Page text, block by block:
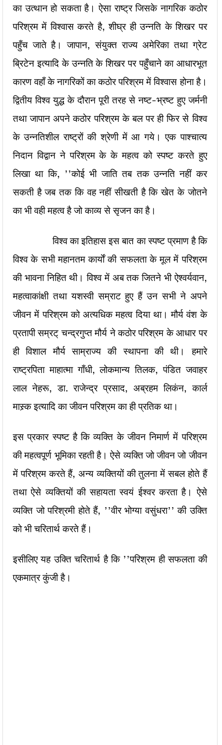
का उत्थान हो सकता है। ऐसा राष्ट्र जिसके नागरिक कठोर
परिश्रम में विश्वास करते है, शीघ्र ही उन्नति के शिखर पर
पहुँच जाते है। जापान, संयुक्त राज्य अमेरिका तथा ग्रेट
ब्रिटेन इत्यादि के उन्नति के शिखर पर पहुँचाने का आधारभूत
कारण वहाँ के नागरिकों का कठोर परिश्रम में विश्वास होना है।
द्वितीय विश्व युद्ध के दौरान पूरी तरह से नष्ट-भ्रष्ट हुए जर्मनी
तथा जापान अपने कठोर परिश्रम के बल पर ही फिर से विश्व
के उन्नतिशील राष्ट्रों की श्रेणी में आ गये। एक पाश्चात्य
निदान विद्वान ने परिश्रम के के महत्व को स्पष्ट करते हुए
लिखा था कि, ’’कोई भी जाति तब तक उन्नति नहीं कर
सकती है जब तक कि वह नहीं सीखती है कि खेत के जोतने
का भी वही महत्व है जो काव्य से सृजन का है।
विश्व का इतिहास इस बात का स्पष्ट प्रमाण है कि
विश्व के सभी महानतम कार्याें की सफलता के मूल में परिश्रम
की भावना निहित थी। विश्व में अब तक जितने भी ऐश्वर्यवान,
महत्वाकांक्षी तथा यशस्वी सम्राट हुए हैं उन सभी ने अपने
जीवन में परिश्रम को अत्यधिक महत्व दिया था। मौर्य वंश के
प्रतापी सम्रट् चन्द्रगुप्त मौर्य ने कठोर परिश्रम के आधार पर
ही विशाल मौर्य साम्राज्य की स्थापना की थी। हमारे
राष्ट्रपिता माहात्मा गाँधी, लोकमान्य तिलक, पंडित जवाहर
लाल नेहरू, डा. राजेन्द्र प्रसाद, अब्रहम लिकंन, कार्ल
मास्र्क इत्यादि का जीवन परिश्रम का ही प्रतिक था।
इस प्रकार स्पष्ट है कि व्यक्ति के जीवन निमार्ण में परिश्रम
की महत्वपूर्ण भूमिका रहती है। ऐसे व्यक्ति जो जीवन जो जीवन
में परिश्रम करते हैं, अन्य व्यक्तियों की तुलना में सबल होते हैं
तथा ऐसे व्यक्तियों की सहायता स्वयं ईश्वर करता है। ऐसे
व्यक्ति जो परिश्रमी होते हैं, ’’वीर भोग्या वसुंधरा’’ की उक्ति
को भी चरितार्थ करते हैं।
इसीलिए यह उक्ति चरितार्थ है कि ’’परिश्रम ही सफलता की
एकमात्र कुंजी है।